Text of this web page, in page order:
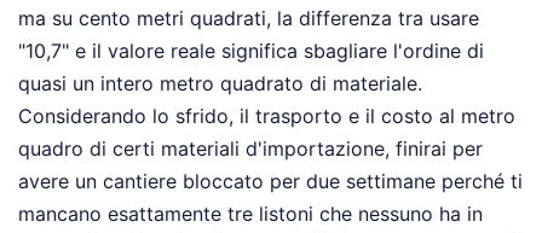
ma su cento metri quadrati, la differenza tra usare
"10,7" e il valore reale significa sbagliare l'ordine di
quasi un intero metro quadrato di materiale.
Considerando lo sfrido, il trasporto e il costo al metro
quadro di certi materiali d'importazione, finirai per
avere un cantiere bloccato per due settimane perché ti
mancano esattamente tre listoni che nessuno ha in